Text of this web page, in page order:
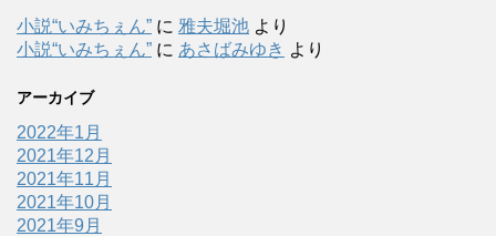
小説“いみちぇん” に 雅夫堀池 より
小説“いみちぇん” に あさばみゆき より
アーカイブ
2022年1月
2021年12月
2021年11月
2021年10月
2021年9月